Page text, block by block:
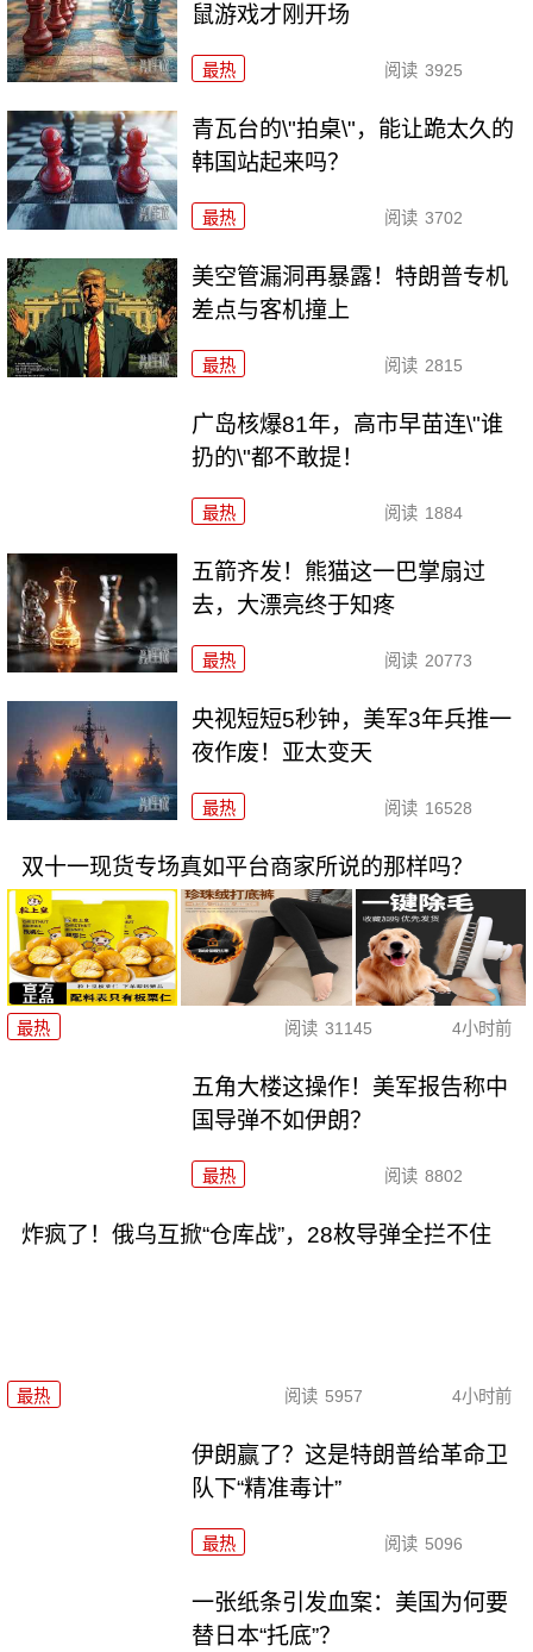
鼠游戏才刚开场
最热 阅读 3925
青瓦台的\"拍桌\"，能让跪太久的
韩国站起来吗？
最热 阅读 3702
美空管漏洞再暴露！特朗普专机
差点与客机撞上
最热 阅读 2815
广岛核爆81年，高市早苗连\"谁
扔的\"都不敢提！
最热 阅读 1884
五箭齐发！熊猫这一巴掌扇过
去，大漂亮终于知疼
最热 阅读 20773
央视短短5秒钟，美军3年兵推一
夜作废！亚太变天
最热 阅读 16528
双十一现货专场真如平台商家所说的那样吗？
最热 阅读 31145 4小时前
五角大楼这操作！美军报告称中
国导弹不如伊朗？
最热 阅读 8802
炸疯了！俄乌互掀“仓库战”，28枚导弹全拦不住
最热 阅读 5957 4小时前
伊朗赢了？这是特朗普给革命卫
队下“精准毒计”
最热 阅读 5096
一张纸条引发血案：美国为何要
替日本“托底”？